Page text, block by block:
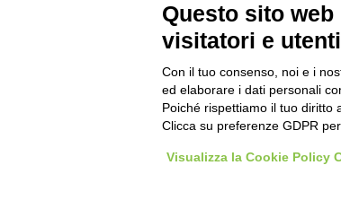
Questo sito
visitatori e utenti
Con il tuo consenso, noi e i
ed elaborare i dati personali
Poiché rispettiamo il tuo diritto
Clicca su preferenze GDPR
Visualizza la Cookie Policy